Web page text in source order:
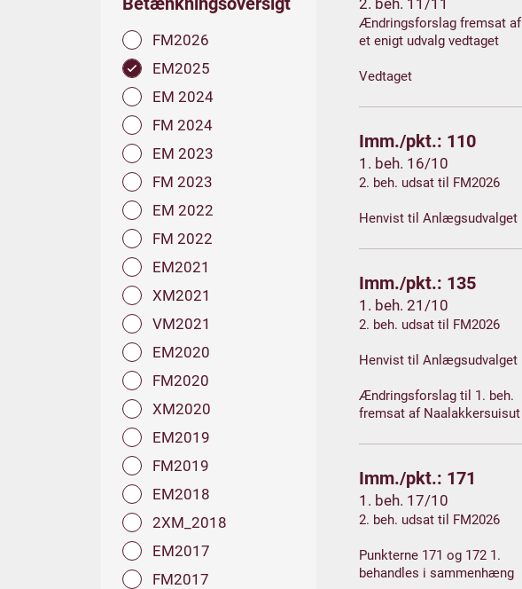
FM2026
EM2025
EM 2024
FM 2024
EM 2023
FM 2023
EM 2022
FM 2022
EM2021
XM2021
VM2021
EM2020
FM2020
XM2020
EM2019
FM2019
EM2018
2XM_2018
EM2017
FM2017
2. beh. 11/11
Ændringsforslag fremsat af
et enigt udvalg vedtaget
Vedtaget
Imm./pkt.: 110
1. beh. 16/10
2. beh. udsat til FM2026
Henvist til Anlægsudvalget
Imm./pkt.: 135
1. beh. 21/10
2. beh. udsat til FM2026
Henvist til Anlægsudvalget
Ændringsforslag til 1. beh.
fremsat af Naalakkersuisut
Imm./pkt.: 171
1. beh. 17/10
2. beh. udsat til FM2026
Punkterne 171 og 172 1.
behandles i sammenhæng